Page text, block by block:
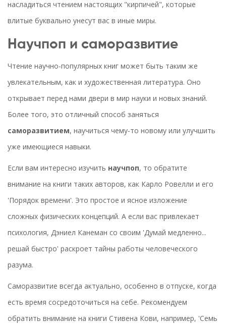
насладиться чтением настоящих "кирпичей", которые
влитые буквально унесут вас в иные миры.
Научпоп и саморазвитие
Чтение научно-популярных книг может быть таким же
увлекательным, как и художественная литература. Оно
открывает перед нами двери в мир науки и новых знаний.
Более того, это отличный способ заняться
саморазвитием, научиться чему-то новому или улучшить
уже имеющиеся навыки.
Если вам интересно изучить научпоп, то обратите
внимание на книги таких авторов, как Карло Ровелли и его
'Порядок времени'. Это простое и ясное изложение
сложных физических концепций. А если вас привлекает
психология, Дэниел Канеман со своим 'Думай медленно...
решай быстро' раскроет тайны работы человеческого
разума.
Саморазвитие всегда актуально, особенно в отпуске, когда
есть время сосредоточиться на себе. Рекомендуем
обратить внимание на книги Стивена Кови, например, 'Семь